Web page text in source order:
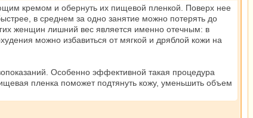
кремом и обернуть их пищевой пленкой. Поверх нее
в среднем за одно занятие можно потерять до
женщин лишний вес является именно отечным: в
можно избавиться от мягкой и дряблой кожи на
Особенно эффективной такая процедура
пленка поможет подтянуть кожу, уменьшить объем